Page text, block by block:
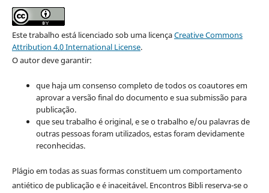
Este trabalho está licenciado sob uma licençaCreative Commons
Attribution 4.0 International License.
O autor deve garantir:
que haja um consenso completo de todos os coautores em
aprovar a versão final do documento e sua submissão para
publicação.
que seu trabalho é original, e se o trabalho e/ou palavras de
outras pessoas foram utilizados, estas foram devidamente
reconhecidas.
Plágio em todas as suas formas constituem um comportamento
antiético de publicação e é inaceitável. Encontros Bibli reserva-se o